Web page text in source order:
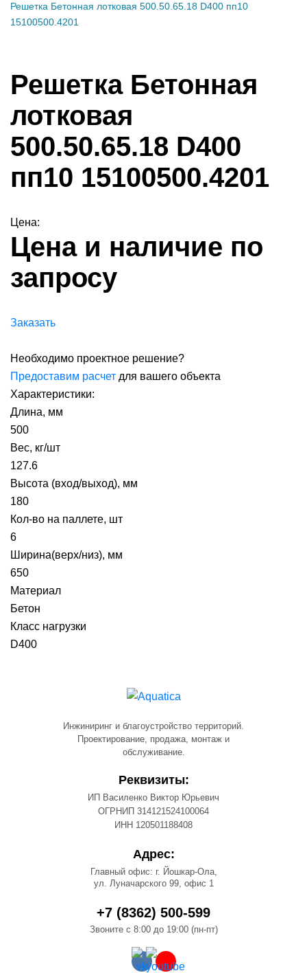
Решетка Бетонная лотковая 500.50.65.18 D400 пп10
15100500.4201
Решетка Бетонная
лотковая
500.50.65.18 D400
пп10 15100500.4201
Цена:
Цена и наличие по
запросу
Заказать
Необходимо проектное решение?
Предоставим расчет для вашего объекта
Характеристики:
Длина, мм
500
Вес, кг/шт
127.6
Высота (вход/выход), мм
180
Кол-во на паллете, шт
6
Ширина(верх/низ), мм
650
Материал
Бетон
Класс нагрузки
D400
Инжиниринг и благоустройство территорий.
Проектирование, продажа, монтаж и
обслуживание.
Реквизиты:
ИП Василенко Виктор Юрьевич
ОГРНИП 314121524100064
ИНН 120501188408
Адрес:
Главный офис: г. Йошкар-Ола,
ул. Луначарского 99, офис 1
+7 (8362) 500-599
Звоните с 8:00 до 19:00 (пн-пт)